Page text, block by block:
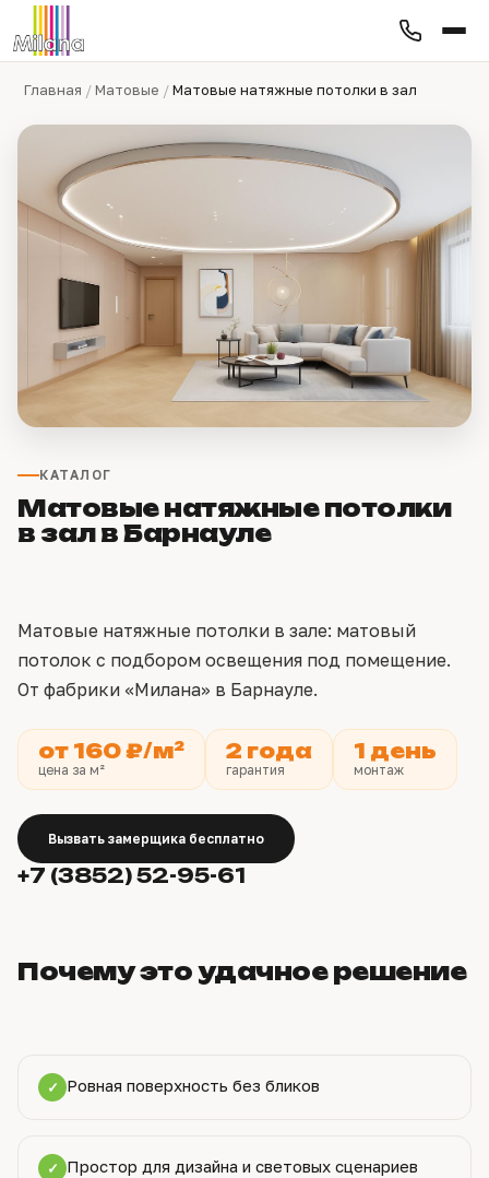
Главная /Матовые /Матовые натяжные потолки в зал
КАТАЛОГ
Матовые натяжные потолки
в зал в Барнауле
Матовые натяжные потолки в зале: матовый
потолок с подбором освещения под помещение.
От фабрики «Милана» в Барнауле.
от 160 ₽/м²
цена за м²
2 года
гарантия
1 день
монтаж
Вызвать замерщика бесплатно
+7 (3852) 52-95-61
Почему это удачное решение
✓ Ровная поверхность без бликов
✓ Простор для дизайна и световых сценариев